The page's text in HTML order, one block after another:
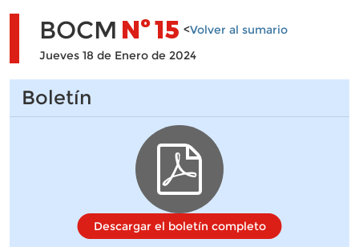
BOCM Nº15 <Volver al sumario
Jueves 18 de Enero de 2024
Boletín
Descargar el boletín completo